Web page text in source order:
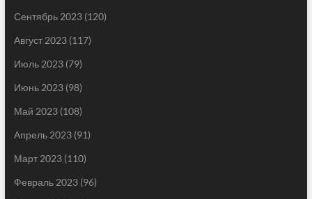
Сентябрь 2023(120)
Август 2023(117)
Июль 2023(79)
Июнь 2023(98)
Май 2023(108)
Апрель 2023(91)
Март 2023(110)
Февраль 2023(96)